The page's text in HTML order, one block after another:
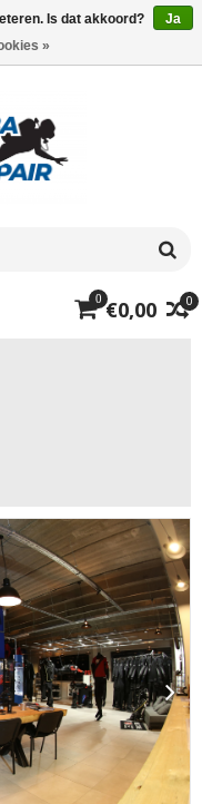
0
0 €0,00
Is dat akkoord?
Ja
»